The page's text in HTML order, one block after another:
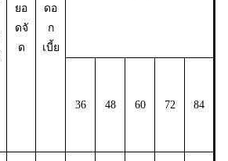
ยอ
ดจั
ด
ดอ
ก
เบี้ย
36 48 60 72 84